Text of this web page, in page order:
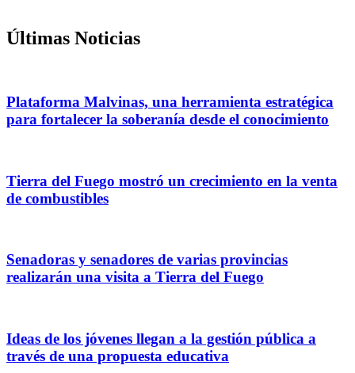
Últimas Noticias
Plataforma Malvinas, una herramienta estratégica
para fortalecer la soberanía desde el conocimiento
Tierra del Fuego mostró un crecimiento en la venta
de combustibles
Senadoras y senadores de varias provincias
realizarán una visita a Tierra del Fuego
Ideas de los jóvenes llegan a la gestión pública a
través de una propuesta educativa